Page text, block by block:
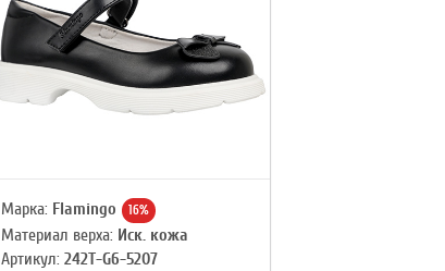
Марка: Flamingo 16%
Материал верха: Иск. кожа
Артикул: 242T-G6-5207